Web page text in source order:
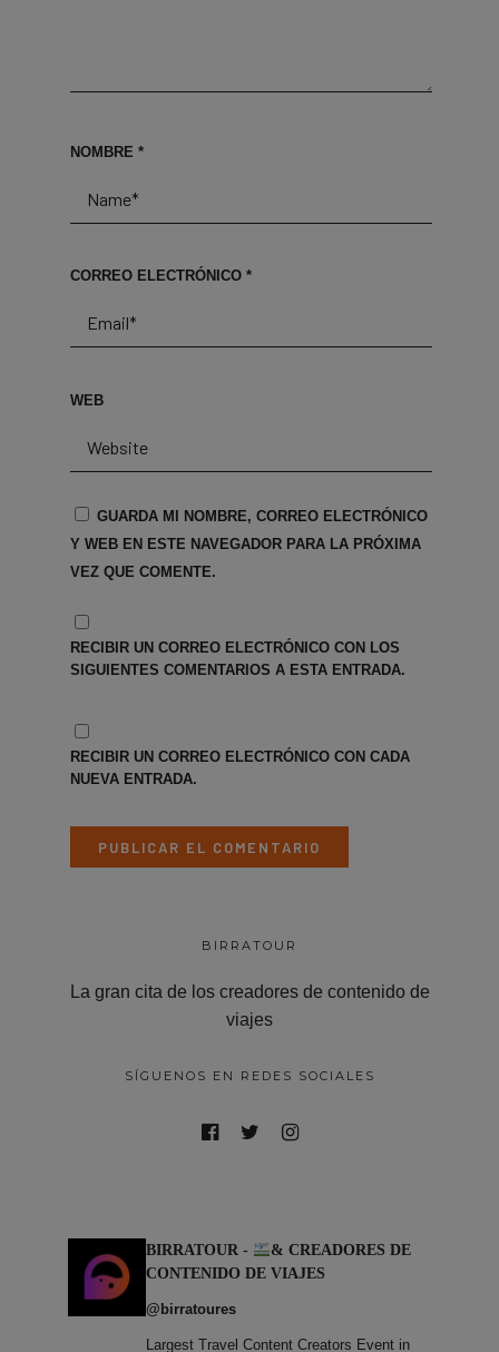
NOMBRE *
CORREO ELECTRÓNICO *
WEB
GUARDA MI NOMBRE, CORREO ELECTRÓNICO
Y WEB EN ESTE NAVEGADOR PARA LA PRÓXIMA
VEZ QUE COMENTE.
RECIBIR UN CORREO ELECTRÓNICO CON LOS
SIGUIENTES COMENTARIOS A ESTA ENTRADA.
RECIBIR UN CORREO ELECTRÓNICO CON CADA
NUEVA ENTRADA.
BIRRATOUR
La gran cita de los creadores de contenido de
viajes
SÍGUENOS EN REDES SOCIALES
BIRRATOUR -
& CREADORES DE
CONTENIDO DE VIAJES
@birratoures
Largest Travel Content Creators Event in